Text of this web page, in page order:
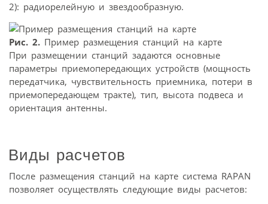
2): радиорелейную и звездообразную.
Рис. 2. Пример размещения станций на карте
При размещении станций задаются основные
параметры приемопередающих устройств (мощность
передатчика, чувствительность приемника, потери в
приемопередающем тракте), тип, высота подвеса и
ориентация антенны.
Виды расчетов
После размещения станций на карте система RAPAN
позволяет осуществлять следующие виды расчетов: